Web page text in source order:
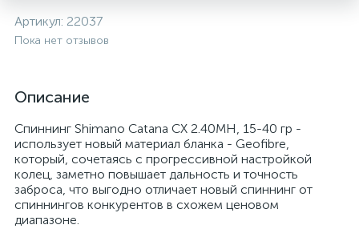
Артикул: 22037
Пока нет отзывов
Описание
Спиннинг Shimano Catana CX 2.40MH, 15-40 гр -
использует новый материал бланка - Geoﬁbre,
который, сочетаясь с прогрессивной настройкой
колец, заметно повышает дальность и точность
заброса, что выгодно отличает новый спиннинг от
спиннингов конкурентов в схожем ценовом
диапазоне.